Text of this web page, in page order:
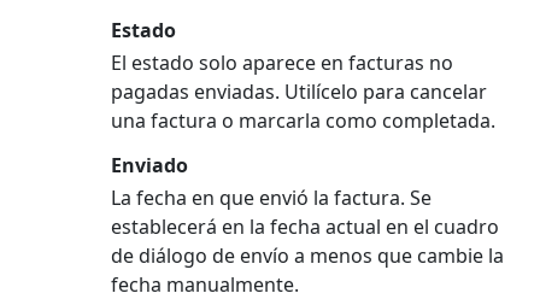
Estado
El estado solo aparece en facturas no
pagadas enviadas. Utilícelo para cancelar
una factura o marcarla como completada.
Enviado
La fecha en que envió la factura. Se
establecerá en la fecha actual en el cuadro
de diálogo de envío a menos que cambie la
fecha manualmente.